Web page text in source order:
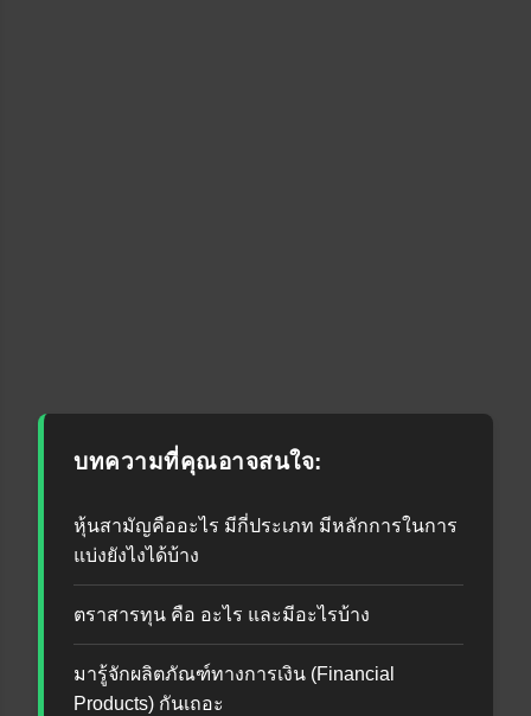
บทความที่คุณอาจสนใจ:
หุ้นสามัญคืออะไร มีกี่ประเภท มีหลักการในการ
แบ่งยังไงได้บ้าง
ตราสารทุน คือ อะไร และมีอะไรบ้าง
มารู้จักผลิตภัณฑ์ทางการเงิน (Financial
Products) กันเถอะ